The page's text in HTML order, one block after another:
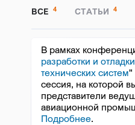
ВСЕ 4 СТАТЬИ 4
В рамках
разработки и
технических систем"
сессия, на которой
представители
авиационной
Подробнее.